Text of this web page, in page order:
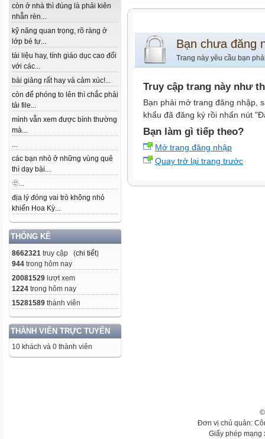
còn ở nhà thì đúng là phải kiên
nhẫn rèn...
kỹ năng quan trọng, rõ ràng ở
lớp bé tự...
tài liệu hay, tính giáo dục cao đối
với các...
bài giảng rất hay và cảm xúc!...
còn để phóng to lên thì chắc phải
tải file...
mình vẫn xem được bình thường
mà...
...
các bạn nhỏ ở những vùng quê
thì dạy bài...
🫥...
địa lý đóng vai trò không nhỏ
khiến Hoa Kỳ...
THỐNG KÊ
8662321 truy cập (chi tiết)
944 trong hôm nay
20081529 lượt xem
1224 trong hôm nay
15281589 thành viên
THÀNH VIÊN TRỰC TUYẾN
10 khách và 0 thành viên
Bạn chưa đăng
Trang này yêu cầu bạn
Truy cập trang này như
Bạn phải mở trang đăng nhập,
khẩu đã đăng ký rồi nhấn nút
Bạn làm gì tiếp theo?
Mở trang đăng nhập
Quay trở lại trang trước
Đơn vị chủ quản:
Giấy phép mạng